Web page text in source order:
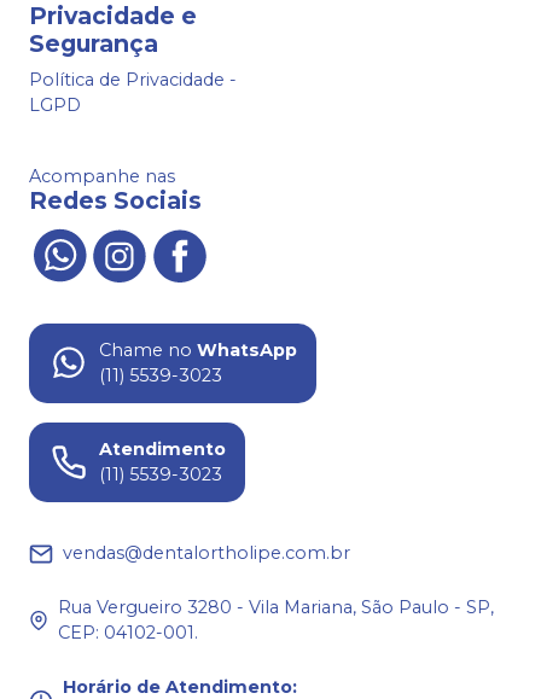
Privacidade e
Segurança
Política de Privacidade -
LGPD
Acompanhe nas
Redes Sociais
Chame no WhatsApp
(11) 5539-3023
Atendimento
(11) 5539-3023
vendas@dentalortholipe.com.br
Rua Vergueiro 3280 - Vila Mariana, São Paulo - SP,
CEP: 04102-001.
Horário de Atendimento: